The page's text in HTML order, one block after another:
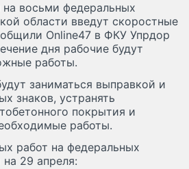
на восьми федеральных
области введут скоростные
Online47 в ФКУ Упрдор
дня рабочие будут
работы.
заниматься выправкой и
знаков, устранять
покрытия и
работы.
работ на федеральных
29 апреля: